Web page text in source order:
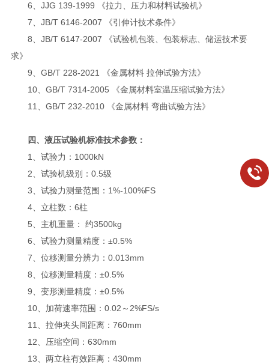
6、JJG 139-1999 《拉力、压力和材料试验机》
7、JB/T 6146-2007 《引伸计技术条件》
8、JB/T 6147-2007 《试验机包装、包装标志、储运技术要
求》
9、GB/T 228-2021 《金属材料 拉伸试验方法》
10、GB/T 7314-2005 《金属材料室温压缩试验方法》
11、GB/T 232-2010 《金属材料 弯曲试验方法》
四、液压试验机标准技术参数：
1、试验力：1000kN
2、试验机级别：0.5级
3、试验力测量范围：1%-100%FS
4、立柱数：6柱
5、主机重量： 约3500kg
6、试验力测量精度：±0.5%
7、位移测量分辨力：0.013mm
8、位移测量精度：±0.5%
9、变形测量精度：±0.5%
10、加荷速率范围：0.02～2%FS/s
11、拉伸夹头间距离：760mm
12、压缩空间：630mm
13、两立柱有效距离：430mm